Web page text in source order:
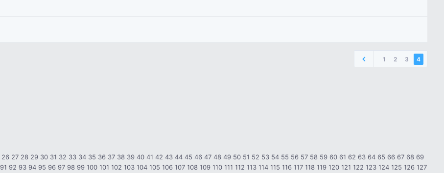
1 2 3 4
26 27 28 29 30 31 32 33 34 35 36 37 38 39 40 41 42 43 44 45 46 47 48 49 50 51 52 53 54 55 56 57 58 59 60 61 62 63 64 65 66 67 68 69
91 92 93 94 95 96 97 98 99 100 101 102 103 104 105 106 107 108 109 110 111 112 113 114 115 116 117 118 119 120 121 122 123 124 125 126 127